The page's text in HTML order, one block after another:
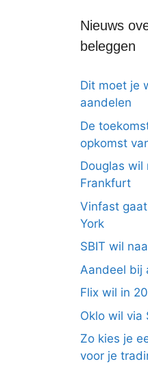
Nieuws
beleggen
Dit moet je
aandelen
De
opkomst
Douglas wil
Frankfurt
Vinfast
York
SBIT wil
Aandeel bij
Flix wil in
Oklo wil via
Zo kies je
voor je